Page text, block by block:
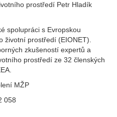
prostředí Petr Hladík
spolupráci s Evropskou
životní prostředí (EIONET).
zkušeností expertů a
prostředí ze 32 členských
MŽP
058